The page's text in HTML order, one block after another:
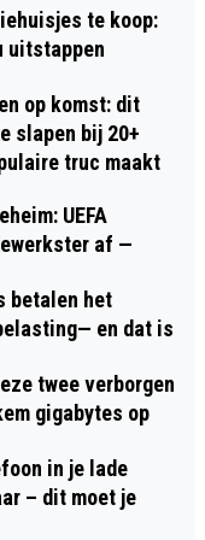
te koop:
uitstappen
op komst: dit
slapen bij 20+
truc maakt
UEFA
af —
betalen het
en dat is
twee verborgen
gigabytes op
in je lade
– dit moet je